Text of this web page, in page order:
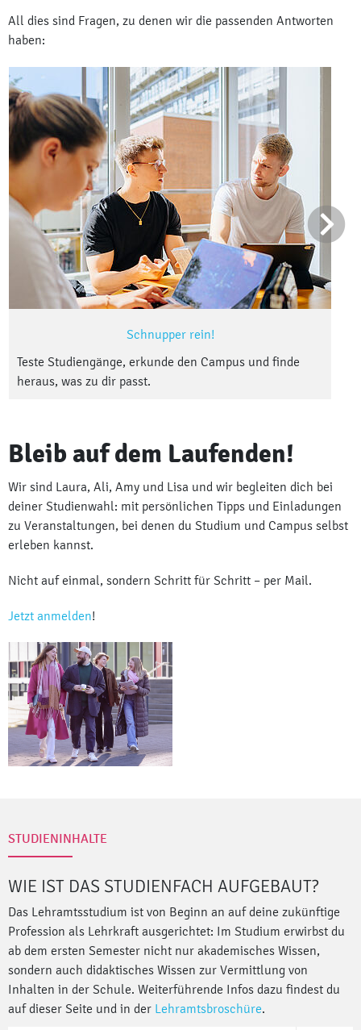
All dies sind Fragen, zu denen wir die passenden Antworten
haben:
Schnupper rein!
Teste Studiengänge, erkunde den Campus und finde
heraus, was zu dir passt.
Bleib auf dem Laufenden!
Wir sind Laura, Ali, Amy und Lisa und wir begleiten dich bei
deiner Studienwahl: mit persönlichen Tipps und Einladungen
zu Veranstaltungen, bei denen du Studium und Campus selbst
erleben kannst.
Nicht auf einmal, sondern Schritt für Schritt – per Mail.
Jetzt anmelden!
STUDIENINHALTE
WIE IST DAS STUDIENFACH AUFGEBAUT?
Das Lehramtsstudium ist von Beginn an auf deine zukünftige
Profession als Lehrkraft ausgerichtet: Im Studium erwirbst du
ab dem ersten Semester nicht nur akademisches Wissen,
sondern auch didaktisches Wissen zur Vermittlung von
Inhalten in der Schule. Weiterführende Infos dazu findest du
auf dieser Seite und in der Lehramtsbroschüre.